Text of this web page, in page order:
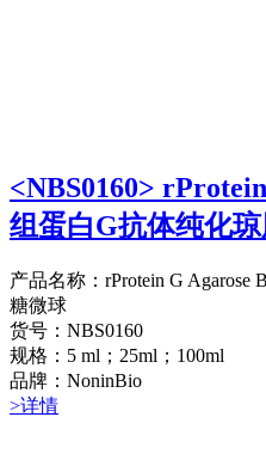
<NBS0160>
组蛋白G抗体纯化
产品名称：rProtein G Agarose
糖微球
货号：NBS0160
规格：5 ml；25ml；100ml
品牌：NoninBio
>详情